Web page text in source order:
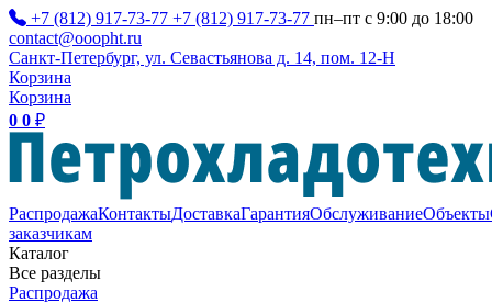
+7 (812) 917-73-77 +7 (812) 917-73-77 пн–пт с 9:00 до 18:00
contact@ooopht.ru
Санкт-Петербург, ул. Севастьянова д. 14, пом. 12-Н
Корзина
Корзина
0 0 ₽
РаспродажаКонтактыДоставкаГарантияОбслуживаниеОбъекты
заказчикам
Каталог
Все разделы
Распродажа